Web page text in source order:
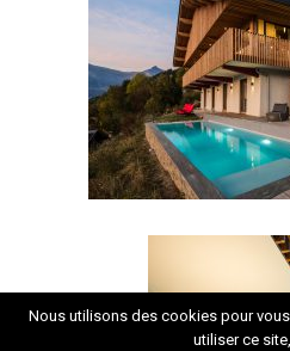
Nous utilisons des cookies pour
utiliser ce